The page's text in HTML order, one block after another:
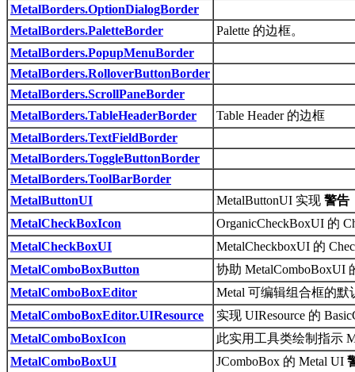
MetalBorders.OptionDialogBorder
MetalBorders.PaletteBorder
Palette 的边框。
MetalBorders.PopupMenuBorder
MetalBorders.RolloverButtonBorder
MetalBorders.ScrollPaneBorder
MetalBorders.TableHeaderBorder
Table Header 的边框
MetalBorders.TextFieldBorder
MetalBorders.ToggleButtonBorder
MetalBorders.ToolBarBorder
MetalButtonUI
MetalButtonUI 实现 警告
MetalCheckBoxIcon
OrganicCheckBoxUI 的
MetalCheckBoxUI
MetalCheckboxUI 的
MetalComboBoxButton
协助 MetalComboBoxUI
MetalComboBoxEditor
Metal 可编辑组合框的
MetalComboBoxEditor.UIResource
实现 UIResource 的
MetalComboBoxIcon
此实用工具类绘制指示
MetalComboBoxUI
JComboBox 的 Metal UI